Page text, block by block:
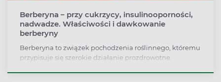
Berberyna – przy cukrzycy, insulinooporności,
nadwadze. Właściwości i dawkowanie
berberyny
Berberyna to związek pochodzenia roślinnego, któremu
przypisuje się szerokie działanie prozdrowotne.